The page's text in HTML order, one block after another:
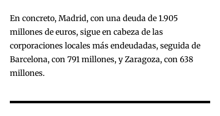
En concreto, Madrid, con una deuda de 1.905
millones de euros, sigue en cabeza de las
corporaciones locales más endeudadas, seguida de
Barcelona, con 791 millones, y Zaragoza, con 638
millones.